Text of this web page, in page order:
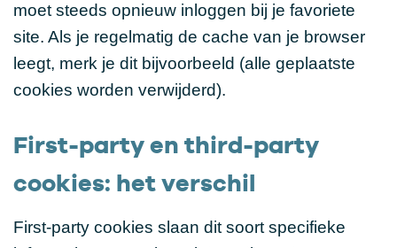
moet steeds opnieuw inloggen bij je favoriete
site. Als je regelmatig de cache van je browser
leegt, merk je dit bijvoorbeeld (alle geplaatste
cookies worden verwijderd).
First-party en third-party
cookies: het verschil
First-party cookies slaan dit soort specifieke